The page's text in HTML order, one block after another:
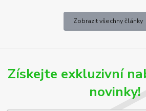
Zobrazit všechny články
Získejte exkluzivní
novinky!